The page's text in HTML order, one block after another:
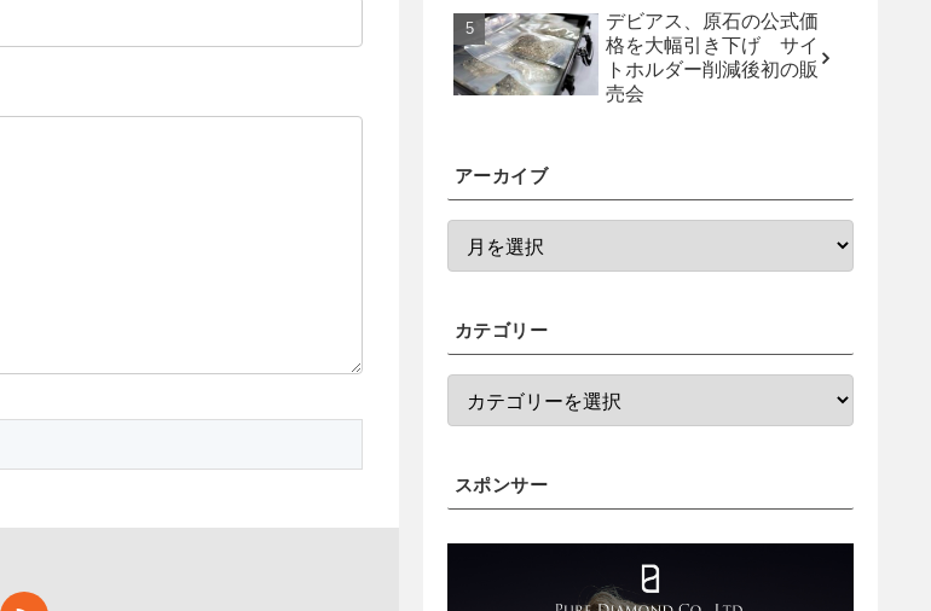
デビアス、原石の公式価
格を大幅引き下げ サイ
トホルダー削減後初の販
売会
アーカイブ
カテゴリー
スポンサー